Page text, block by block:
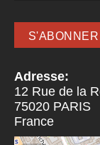
Adresse:
12 Rue de la
75020 PARIS
France